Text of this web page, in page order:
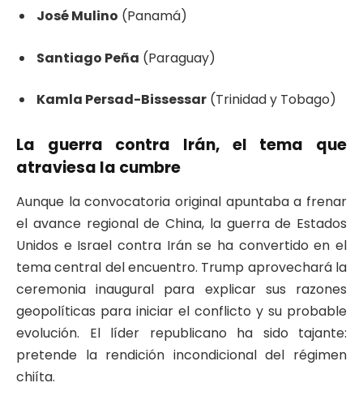
José Mulino (Panamá)
Santiago Peña (Paraguay)
Kamla Persad-Bissessar (Trinidad y Tobago)
La guerra contra Irán, el tema que
atraviesa la cumbre
Aunque la convocatoria original apuntaba a frenar
el avance regional de China, la guerra de Estados
Unidos e Israel contra Irán se ha convertido en el
tema central del encuentro. Trump aprovechará la
ceremonia inaugural para explicar sus razones
geopolíticas para iniciar el conflicto y su probable
evolución. El líder republicano ha sido tajante:
pretende la rendición incondicional del régimen
chiíta.